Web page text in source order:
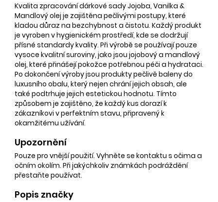
Kvalita zpracování dárkové sady Jojoba, Vanilka &
Mandlový olej je zajištěna pečlivými postupy, které
kladou důraz na bezchybnost a čistotu. Každý produkt
je vyroben v hygienickém prostředí, kde se dodržují
přísné standardy kvality. Při výrobě se používají pouze
vysoce kvalitní suroviny, jako jsou jojobový a mandlový
olej, které přinášejí pokožce potřebnou péči a hydrataci.
Po dokončení výroby jsou produkty pečlivě baleny do
luxusního obalu, který nejen chrání jejich obsah, ale
také podtrhuje jejich estetickou hodnotu. Tímto
způsobem je zajištěno, že každý kus dorazí k
zákazníkovi v perfektním stavu, připravený k
okamžitému užívání.
Upozornění
Pouze pro vnější použití. Vyhněte se kontaktu s očima a
očním okolím. Při jakýchkoliv známkách podráždění
přestaňte používat.
Popis značky